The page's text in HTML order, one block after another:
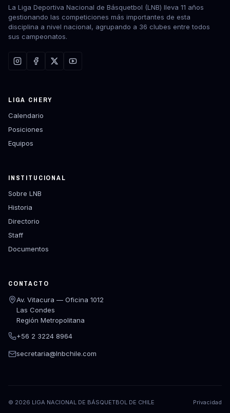
La Liga Deportiva Nacional de Básquetbol (LNB) lleva 11 años
gestionando las competiciones más importantes de esta
disciplina a nivel nacional, agrupando a 36 clubes entre todos
sus campeonatos.
LIGA CHERY
Calendario
Posiciones
Equipos
INSTITUCIONAL
Sobre LNB
Historia
Directorio
Staff
Documentos
CONTACTO
Av. Vitacura — Oficina 1012
Las Condes
Región Metropolitana
+56 2 3224 8964
secretaria@lnbchile.com
© 2026 LIGA NACIONAL DE BÁSQUETBOL DE CHILE Privacidad